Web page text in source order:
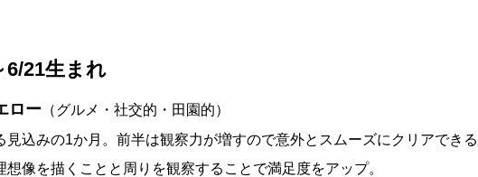
21生まれ
ロー （グルメ・社交的・田園的）
込みの1か月。前半は観察力が増すので意外とスムーズにクリアできる
像を描くことと周りを観察することで満足度をアップ。